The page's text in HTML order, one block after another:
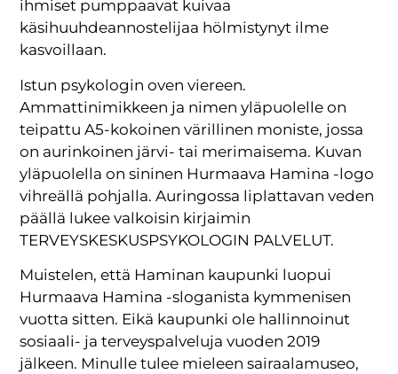
ihmiset pumppaavat kuivaa
käsihuuhdeannostelijaa hölmistynyt ilme
kasvoillaan.
Istun psykologin oven viereen.
Ammattinimikkeen ja nimen yläpuolelle on
teipattu A5-kokoinen värillinen moniste, jossa
on aurinkoinen järvi- tai merimaisema. Kuvan
yläpuolella on sininen Hurmaava Hamina -logo
vihreällä pohjalla. Auringossa liplattavan veden
päällä lukee valkoisin kirjaimin
TERVEYSKESKUSPSYKOLOGIN PALVELUT.
Muistelen, että Haminan kaupunki luopui
Hurmaava Hamina -sloganista kymmenisen
vuotta sitten. Eikä kaupunki ole hallinnoinut
sosiaali- ja terveyspalveluja vuoden 2019
jälkeen. Minulle tulee mieleen sairaalamuseo,